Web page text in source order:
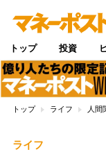
トップ 投資
トップ ライフ 人間
ライフ